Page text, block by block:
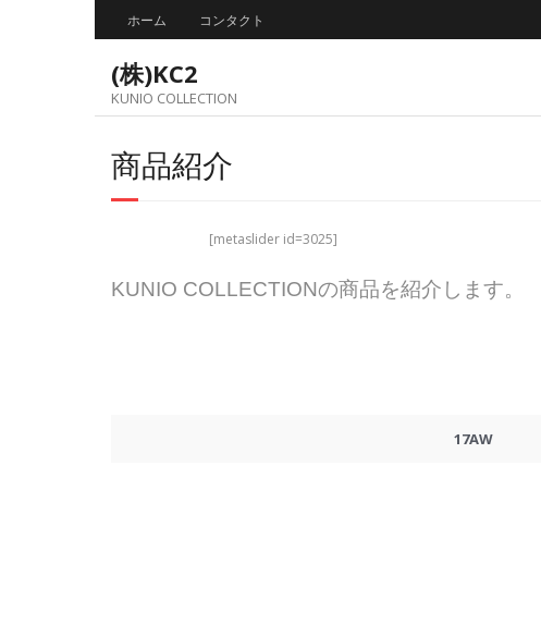
ホーム コンタクト
(株)KC2
KUNIO COLLECTION
商品紹介
[metaslider id=3025]
KUNIO COLLECTIONの商品を紹介します。
17AW